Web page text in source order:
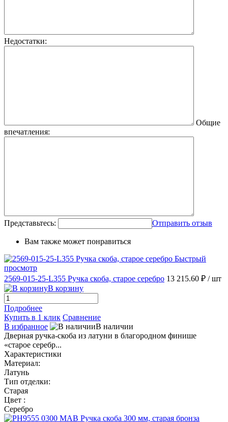
Недостатки:
Общие
впечатления:
Представьтесь: Отправить отзыв
Вам также может понравиться
Быстрый
просмотр
2569-015-25-L355 Ручка скоба, старое серебро 13 215.60 ₽ / шт
В корзину
Подробнее
Купить в 1 клик Сравнение
В избранное
В наличии
Дверная ручка-скоба из латуни в благородном финише
«старое серебр...
Характеристики
Материал:
Латунь
Тип отделки:
Старая
Цвет :
Серебро